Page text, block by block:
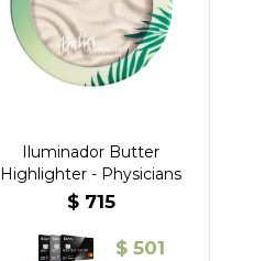
Iluminador Butter
Highlighter - Physicians
$ 715
$ 501